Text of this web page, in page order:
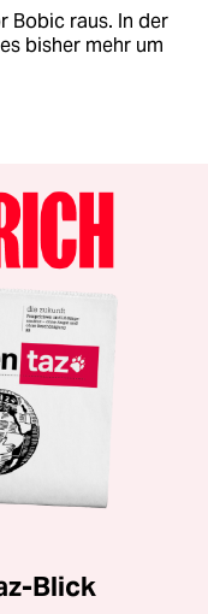
Bobic raus. In der
bisher mehr um
Blick